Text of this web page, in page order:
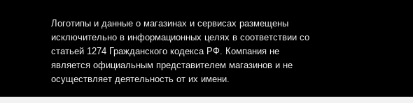
Логотипы и данные о магазинах и сервисах размещены
исключительно в информационных целях в соответствии со
статьей 1274 Гражданского кодекса РФ. Компания не
является официальным представителем магазинов и не
осуществляет деятельность от их имени.